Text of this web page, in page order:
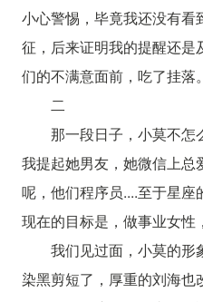
小心警惕，毕竟我还没有
征，后来证明我的提醒还
们的不满意面前，吃了挂落。
二
那一段日子，小莫不怎
我提起她男友，她微信上
呢，他们程序员....至于星
现在的目标是，做事业女性
我们见过面，小莫的形
染黑剪短了，厚重的刘海也